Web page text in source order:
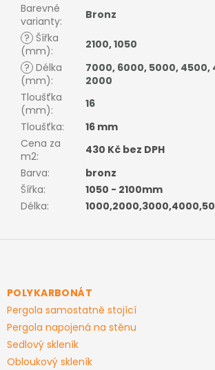
Barevné
varianty:
Bronz
? Šířka
(mm): 2100,1050
? Délka
(mm):
7000, 6000, 5000, 4500,
2000
Tloušťka
(mm):
16
Tloušťka:
16 mm
Cena za
m2:
430 Kč bez DPH
Barva:
bronz
Šířka:
1050 - 2100mm
Délka:
Z
aPOLYKARBONÁT
Pergola samostatně stojící
Pergola napojená na stěnu
Sedlový skleník
Obloukový skleník